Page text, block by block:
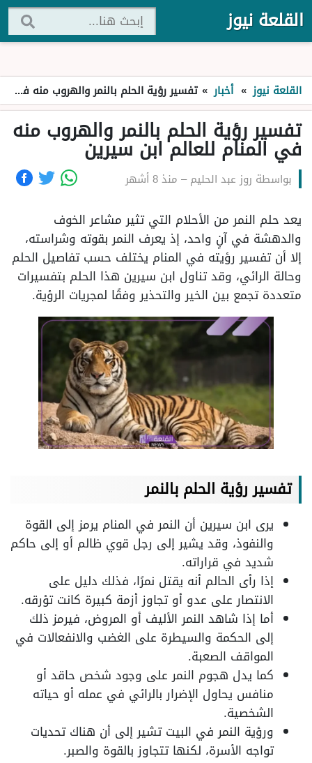
القلعة نيوز
القلعة نيوز » أخبار » تفسير رؤية الحلم بالنمر والهروب منه في المنام للعالم ابن سيرين
تفسير رؤية الحلم بالنمر والهروب منه
في المنام للعالم ابن سيرين
بواسطة روز عبد الحليم– منذ 8 أشهر
يعد حلم النمر من الأحلام التي تثير مشاعر الخوف
والدهشة في آنٍ واحد، إذ يعرف النمر بقوته وشراسته،
إلا أن تفسير رؤيته في المنام يختلف حسب تفاصيل الحلم
وحالة الرائي، وقد تناول ابن سيرين هذا الحلم بتفسيرات
متعددة تجمع بين الخير والتحذير وفقًا لمجريات الرؤية.
تفسير رؤية الحلم بالنمر
يرى ابن سيرين أن النمر في المنام يرمز إلى القوة
والنفوذ، وقد يشير إلى رجل قوي ظالم أو إلى حاكم
شديد في قراراته.
إذا رأى الحالم أنه يقتل نمرًا، فذلك دليل على
الانتصار على عدو أو تجاوز أزمة كبيرة كانت تؤرقه.
أما إذا شاهد النمر الأليف أو المروض، فيرمز ذلك
إلى الحكمة والسيطرة على الغضب والانفعالات في
المواقف الصعبة.
كما يدل هجوم النمر على وجود شخص حاقد أو
منافس يحاول الإضرار بالرائي في عمله أو حياته
الشخصية.
ورؤية النمر في البيت تشير إلى أن هناك تحديات
تواجه الأسرة، لكنها تتجاوز بالقوة والصبر.